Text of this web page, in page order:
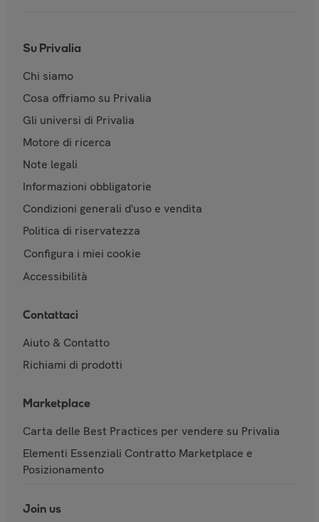
Su Privalia
Chi siamo
Cosa offriamo su Privalia
Gli universi di Privalia
Motore di ricerca
Note legali
Informazioni obbligatorie
Condizioni generali d'uso e vendita
Politica di riservatezza
Configura i miei cookie
Accessibilità
Contattaci
Aiuto & Contatto
Richiami di prodotti
Marketplace
Carta delle Best Practices per vendere su Privalia
Elementi Essenziali Contratto Marketplace e
Posizionamento
Join us